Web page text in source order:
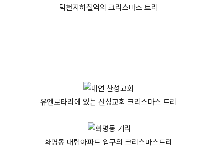
덕천지하철역의 크리스마스 트리
유엔로타리에 있는 산성교회 크리스마스 트리
화명동 대림아파트 입구의 크리스마스트리